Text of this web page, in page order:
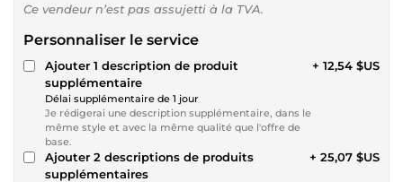
Ce vendeur n’est pas assujetti à la TVA.
Personnaliser le service
Ajouter 1 description de produit
supplémentaire
Délai supplémentaire de 1 jour
Je rédigerai une description supplémentaire, dans le
même style et avec la même qualité que l'offre de
base.
+ 12,54 $US
Ajouter 2 descriptions de produits
supplémentaires
+ 25,07 $US